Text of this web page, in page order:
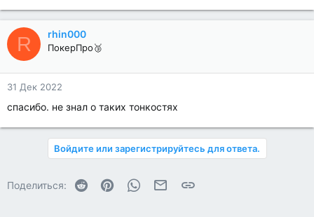
R rhin000
ПокерПро🥉
31 Дек 2022
спасибо. не знал о таких тонкостях
Войдите или зарегистрируйтесь для ответа.
Поделиться: Reddit PinterestWhatsAppЭлектронная почта
Ссылка